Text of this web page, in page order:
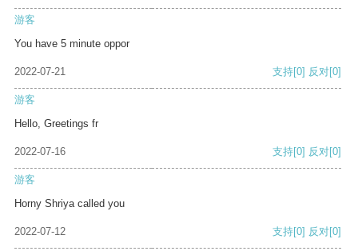
游客
You have 5 minute oppor
2022-07-21 支持[0] 反对[0]
游客
Hello, Greetings fr
2022-07-16 支持[0] 反对[0]
游客
Horny Shriya called you
2022-07-12 支持[0] 反对[0]